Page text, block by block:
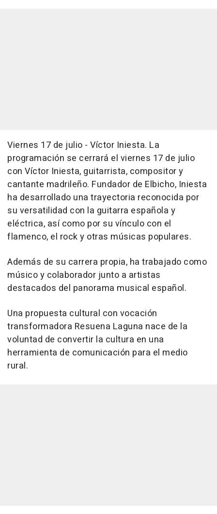
Viernes 17 de julio - Víctor Iniesta. La
programación se cerrará el viernes 17 de julio
con Víctor Iniesta, guitarrista, compositor y
cantante madrileño. Fundador de Elbicho, Iniesta
ha desarrollado una trayectoria reconocida por
su versatilidad con la guitarra española y
eléctrica, así como por su vínculo con el
flamenco, el rock y otras músicas populares.
Además de su carrera propia, ha trabajado como
músico y colaborador junto a artistas
destacados del panorama musical español.
Una propuesta cultural con vocación
transformadora Resuena Laguna nace de la
voluntad de convertir la cultura en una
herramienta de comunicación para el medio
rural.